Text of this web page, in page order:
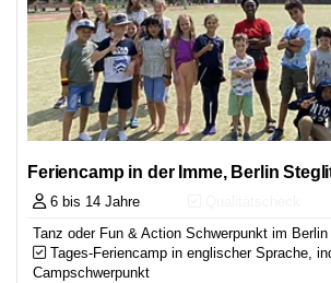
Feriencamp in der Imme, Berlin
6 bis 14 Jahre
Tanz oder Fun & Action Schwerpunkt im
Tages-Feriencamp in englischer Sprache,
Campschwerpunkt